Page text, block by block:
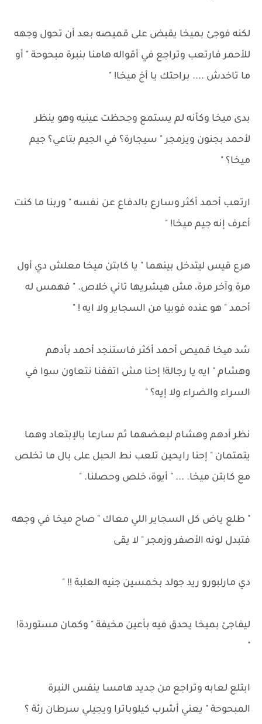
لكنه فوجئ بميخا يقبض على قميصه بعد أن تحول وجهه
للأحمر فارتعب وتراجع في أقواله هامنا بنبرة مبحوحة " أو
ما تاخدش .... براحتك يا أخ ميخا! "
بدى ميخا وكأنه لم يستمع وجحظت عينيه وهو ينظر
لأحمد بجنون ويزمجر " سيجارة؟ في الجيم بتاعي؟ جيم
ميخا؟ "
ارتعب أحمد أكثر وسارع بالدفاع عن نفسه " وربنا ما كنت
أعرف إنه جيم ميخا! "
هرع قيس ليتدخل بينهما " يا كابتن ميخا معلش دي أول
مرة وآخر مرة، مش هيشريها تاني خلاص. " فهمس له
أحمد " هو عنده فوبيا من السجاير ولا ايه ! "
شد میخا قميص أحمد أكثر فاستنجد أحمد بأدهم
وهشام " ايه يا رجالة! إحنا مش اتفقنا نتعاون سوا في
السراء والضراء ولا إيه؟ "
نظر أدهم وهشام لبعضهما ثم سارعا بالإبتعاد وهما
يتمتمان " إحنا رايحين تلعب نط الحبل على بال ما تخلص
مع كابتن ميخا. ... " أيوة، خلص وحصلنا. "
" طلع ياض كل السجاير اللي معاك " صاح ميخا في وجهه
فتبدل لونه الأصفر وزمجر " لا يقى
دي مارلبورو ريد جولد بخمسين جنيه العلبة !! "
ليفاجئ بميخا يحدق فيه بأعين مخيفة " وكمان مستوردة!
"
ابتلع لعابه وتراجع من جديد هامسا ينفس النبرة
المبحوحة " يعني أشرب كيلوباترا ويجيلي سرطان رئة ؟